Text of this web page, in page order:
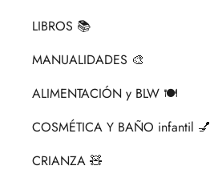
LIBROS 📚​
MANUALIDADES 🎨​
ALIMENTACIÓN y BLW 🍽️
COSMÉTICA Y BAÑO infantil 💅
CRIANZA ​🧸​